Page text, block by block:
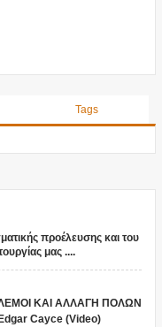
Tags
προέλευσης και του
μας ....
ΚΑΙ ΑΛΛΑΓΗ ΠΟΛΩΝ
Cayce (Video)